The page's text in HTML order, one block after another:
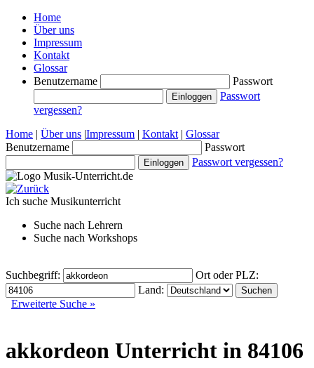
Home
Über uns
Impressum
Kontakt
Glossar
Benutzername
Passwort
Passwort
vergessen?
Home | Über uns |Impressum | Kontakt | Glossar
Benutzername
Passwort
Passwort vergessen?
Ich suche Musikunterricht
Suche nach Lehrern
Suche nach Workshops
Suchbegriff:
Ort oder PLZ:
Land:
Erweiterte Suche »
akkordeon Unterricht in 84106